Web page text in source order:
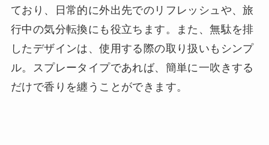
ており、日常的に外出先でのリフレッシュや、旅
行中の気分転換にも役立ちます。また、無駄を排
したデザインは、使用する際の取り扱いもシンプ
ル。スプレータイプであれば、簡単に一吹きする
だけで香りを纏うことができます。